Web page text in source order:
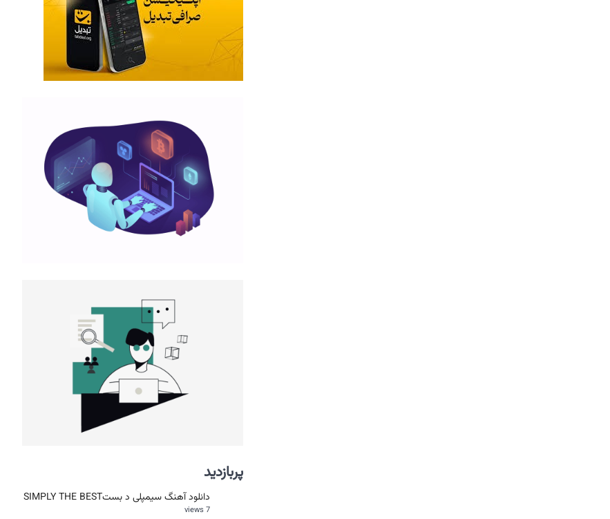
پربازدید
دانلود آهنگ سیمپلی د بستSIMPLY THE BEST
7 views